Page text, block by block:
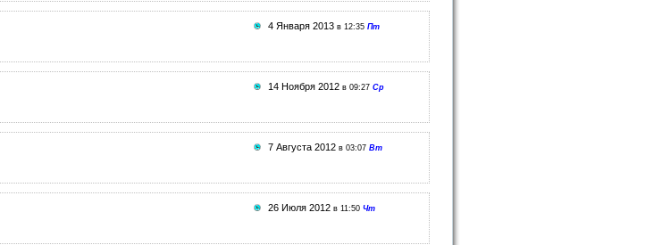
4 Января 2013 в 12:35 Пт
14 Ноября 2012 в 09:27 Ср
7 Августа 2012 в 03:07 Вт
26 Июля 2012 в 11:50 Чт